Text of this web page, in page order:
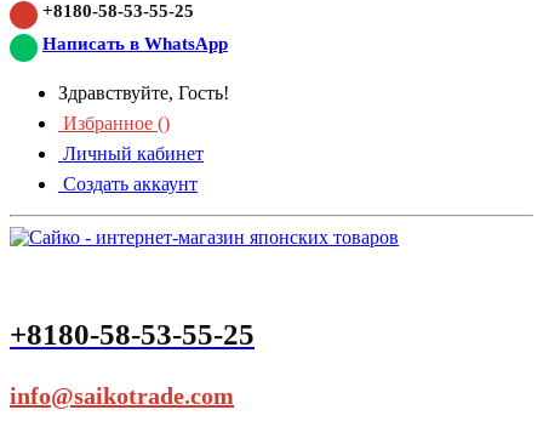
+8180-58-53-55-25
Написать в WhatsApp
Здравствуйте, Гость!
Избранное ()
Личный кабинет
Создать аккаунт
+8180-58-53-55-25
info@saikotrade.com